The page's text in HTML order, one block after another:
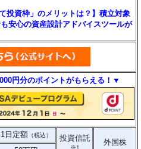
投資枠」のメリットは？】積立対象
安心の資産設計アドバイスツールが
円分のポイントがもらえる！▼
1日定額 （税込） 投資信託
外国株